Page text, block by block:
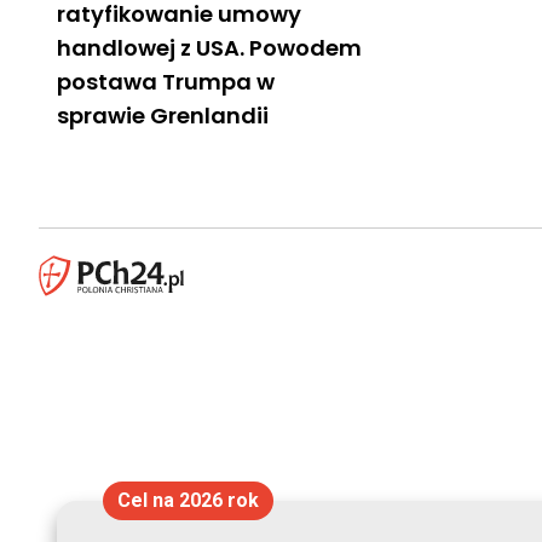
ratyfikowanie umowy
handlowej z USA. Powodem
postawa Trumpa w
sprawie Grenlandii
Cel na 2026 rok